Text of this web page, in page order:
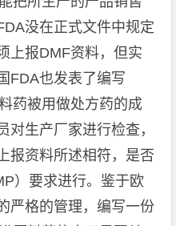
没在正式文件中规定
上报DMF资料，但实
FDA也发表了编写
药被用做处方药的成
对生产厂家进行检查，
报资料所述相符，是否
）要求进行。鉴于欧
严格的管理，编写一份